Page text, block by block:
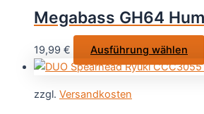
Megabass GH64
19,99 € Ausführung wählen
zzgl. Versandkosten